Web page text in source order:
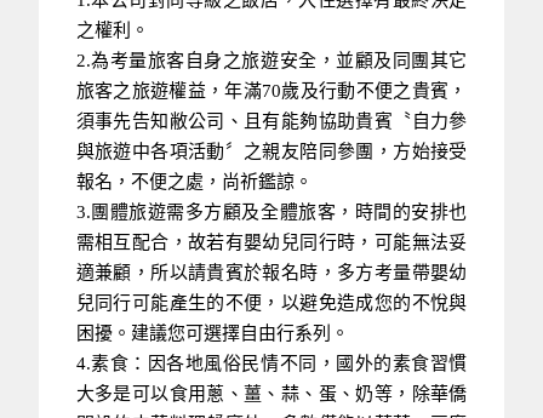
之權利。
2.為考量旅客自身之旅遊安全，並顧及同團其它
旅客之旅遊權益，年滿70歲及行動不便之貴賓，
須事先告知敝公司、且有能夠協助貴賓〝自力參
與旅遊中各項活動〞之親友陪同參團，方始接受
報名，不便之處，尚祈鑑諒。
3.團體旅遊需多方顧及全體旅客，時間的安排也
需相互配合，故若有嬰幼兒同行時，可能無法妥
適兼顧，所以請貴賓於報名時，多方考量帶嬰幼
兒同行可能產生的不便，以避免造成您的不悅與
困擾。建議您可選擇自由行系列。
4.素食：因各地風俗民情不同，國外的素食習慣
大多是可以食用蔥、薑、蒜、蛋、奶等，除華僑